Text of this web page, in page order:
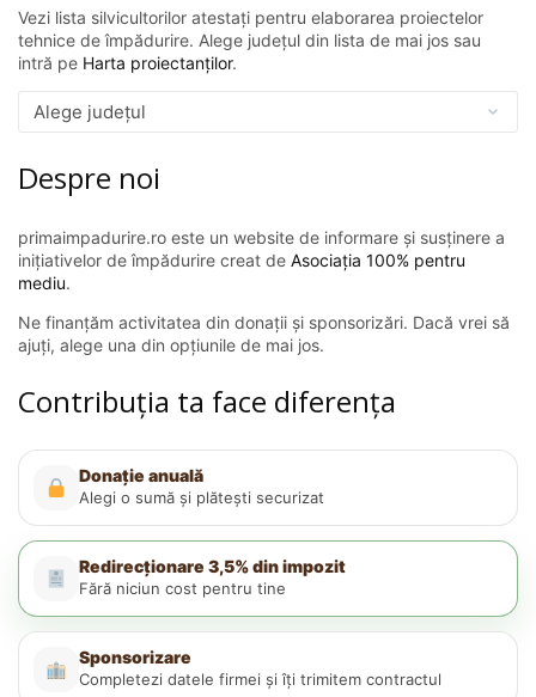
Vezi lista silvicultorilor atestați pentru elaborarea proiectelor
tehnice de împădurire. Alege județul din lista de mai jos sau
intră pe Harta proiectanților.
Despre noi
primaimpadurire.ro este un website de informare și susținere a
inițiativelor de împădurire creat de Asociația 100% pentru
mediu.
Ne finanțăm activitatea din donații și sponsorizări. Dacă vrei să
ajuți, alege una din opțiunile de mai jos.
Contribuția ta face diferența
Donație anuală
Alegi o sumă și plătești securizat
Redirecționare 3,5% din impozit
Fără niciun cost pentru tine
Sponsorizare
Completezi datele firmei și îți trimitem contractul